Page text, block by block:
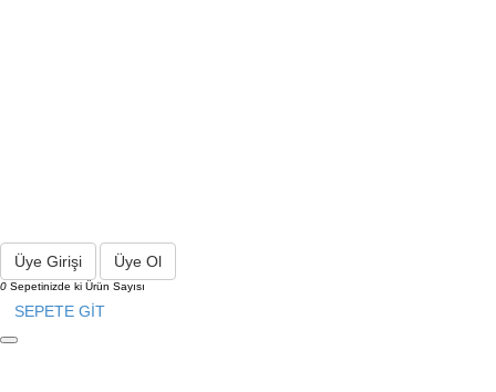
Üye Girişi Üye Ol
0 Sepetinizde ki Ürün Sayısı
SEPETE GİT